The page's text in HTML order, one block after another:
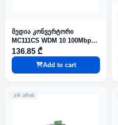
მედია კონვერტორი
MC111CS WDM 10 100Mbps
Fast Ethernet Media
Converter
136.85 ₾
Add to cart
ᲐᲠ ᲐᲠᲘᲡ